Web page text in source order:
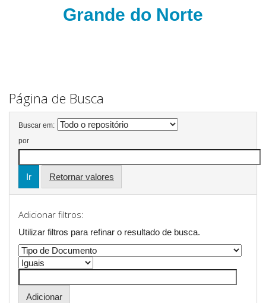
Grande do Norte
Página de Busca
Buscar em:
por
Retornar valores
Adicionar filtros:
Utilizar filtros para refinar o resultado de busca.